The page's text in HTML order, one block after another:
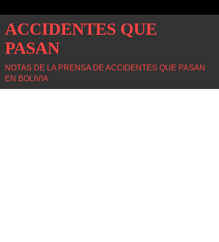
ACCIDENTES QUE
PASAN
NOTAS DE LA PRENSA DE ACCIDENTES QUE PASAN
EN BOLIVIA